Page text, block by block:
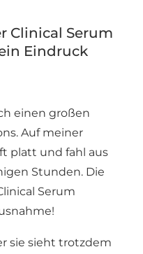
Clinical Serum
Eindruck
einen großen
Auf meiner
platt und fahl aus
Stunden. Die
Serum
sie sieht trotzdem